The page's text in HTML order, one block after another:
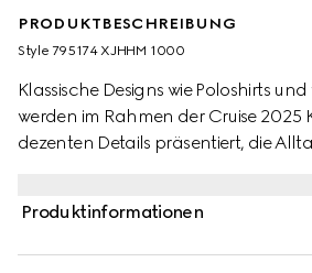
PRODUKTBESCHREIBUNG
Style ‎795174 XJHHM 1000
Klassische Designs wie Poloshirts
werden im Rahmen der Cruise 2025
dezenten Details präsentiert, die
durch eine kontrastierende Doppel G
Produktinformationen